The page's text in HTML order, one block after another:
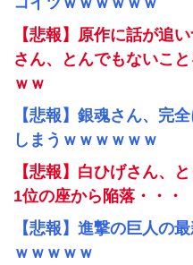
【悲報】原作に話が追
さん、とんでもないこ
ｗｗ
【悲報】銀魂さん、完
しまうｗｗｗｗｗｗ
【悲報】白ひげさん、
1位の座から陥落・・・
【悲報】進撃の巨人の
ｗｗｗｗｗ